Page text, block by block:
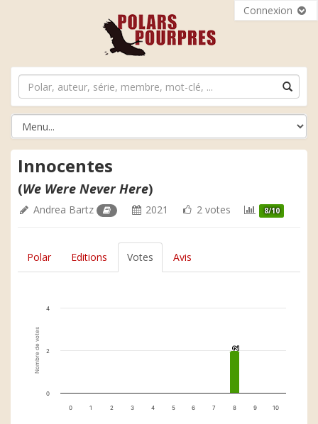
Connexion
Innocentes
(We Were Never Here)
Andrea Bartz 2021 2 votes 8/10
Polar Editions Votes Avis
Nombre de votes 2
2
0 1 2 3 4 5 6 7 8 9 10
0
2
4